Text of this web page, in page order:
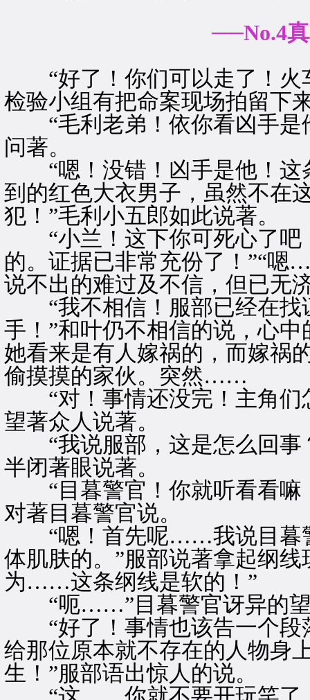
──No.4
“好了！你们可以走了！火
检验小组有把命案现场拍留下
“毛利老弟！依你看凶手是
问著。
“嗯！没错！凶手是他！这
到的红色大衣男子，虽然不在
犯！”毛利小五郎如此说著。
“小兰！这下你可死心了吧
的。证据已非常充份了！”“
说不出的难过及不信，但已无
“我不相信！服部已经在找
手！”和叶仍不相信的说，心
她看来是有人嫁祸的，而嫁祸
偷摸摸的家伙。突然……
“对！事情还没完！主角们
望著众人说著。
“我说服部，这是怎么回事
半闭著眼说著。
“目暮警官！你就听看看嘛
对著目暮警官说。
“嗯！首先呢……我说目暮警
体肌肤的。”服部说著拿起纲
为……这条纲线是软的！”
“呃……”目暮警官讶异的望
“好了！事情也该告一个段
给那位原本就不存在的人物身
生！”服部语出惊人的说。